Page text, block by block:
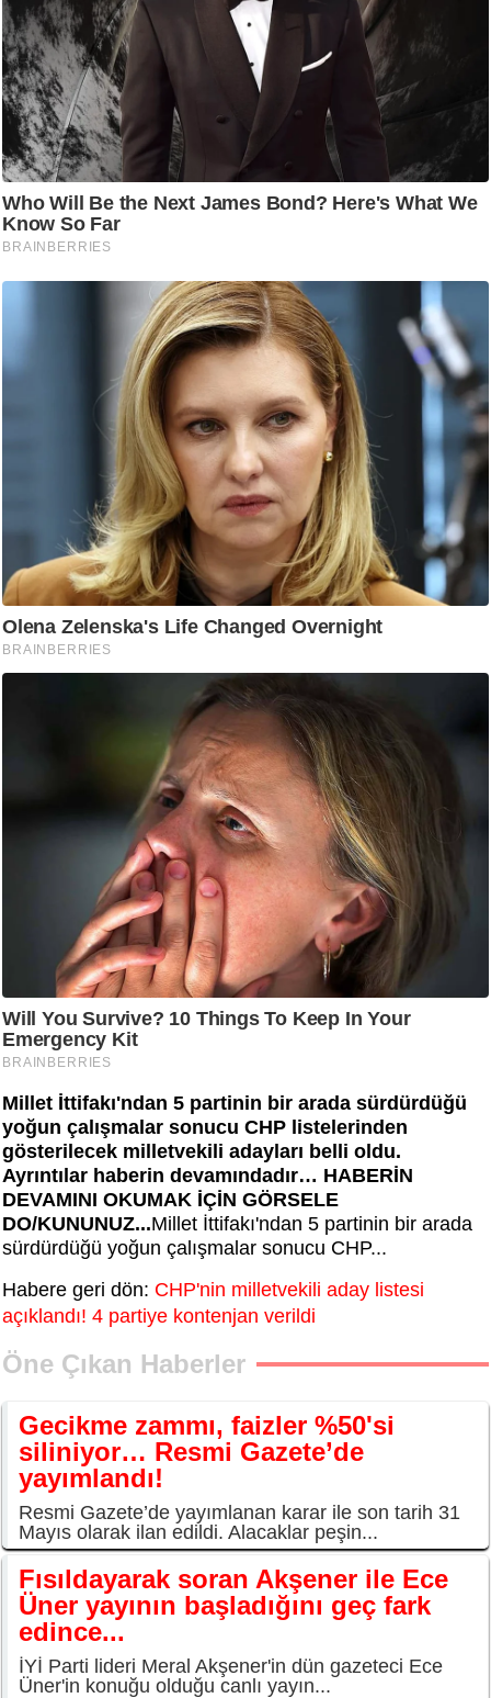
Millet İttifakı'ndan 5 partinin bir arada sürdürdüğü
yoğun çalışmalar sonucu CHP listelerinden
gösterilecek milletvekili adayları belli oldu.
Ayrıntılar haberin devamındadır… HABERİN
DEVAMINI OKUMAK İÇİN GÖRSELE
DO/KUNUNUZ...Millet İttifakı'ndan 5 partinin bir arada
sürdürdüğü yoğun çalışmalar sonucu CHP...
Habere geri dön: CHP'nin milletvekili aday listesi
açıklandı! 4 partiye kontenjan verildi
Öne Çıkan Haberler
Gecikme zammı, faizler %50'si
siliniyor… Resmi Gazete’de
yayımlandı!
Resmi Gazete’de yayımlanan karar ile son tarih 31
Mayıs olarak ilan edildi. Alacaklar peşin...
Fısıldayarak soran Akşener ile Ece
Üner yayının başladığını geç fark
edince...
İYİ Parti lideri Meral Akşener'in dün gazeteci Ece
Üner'in konuğu olduğu canlı yayın...